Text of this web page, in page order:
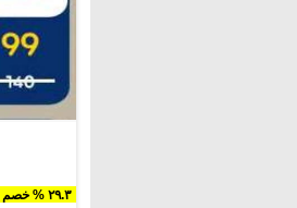
٢٩.٣ % خصم